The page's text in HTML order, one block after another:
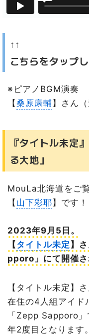
↑↑
こちらをタップ
※ピアノBGM演奏
【桑原康輔 】さん
『タイトル未定
る大地」
MouLa北海道をご
【 山下彩耶 】です！
2023年9月5日。
【 タイトル未定 】
pporo」にて開催さ
【タイトル未定】
在住の4人組アイド
「Zepp Sapporo
年2度目となります。